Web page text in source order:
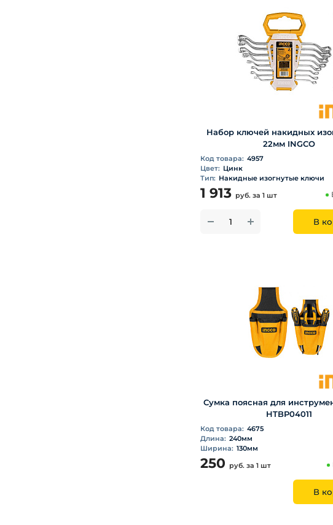
Набор ключей накидных
22мм INGCO
Код товара: 4957
Цвет: Цинк
Тип: Накидные изогнутые ключи
1 913 руб. за 1 шт
В
Сумка поясная для
HTBP04011
Код товара: 4675
Длина: 240мм
Ширина: 130мм
250 руб. за 1 шт
В